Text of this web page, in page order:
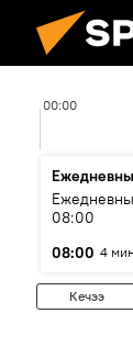
00:00
08:00
08:00 4 мин
Кечээ